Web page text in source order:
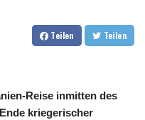
CNY 6.74905
CNH 6.746405
CUC 1
Teilen Teilen
Reise inmitten des
kriegerischer